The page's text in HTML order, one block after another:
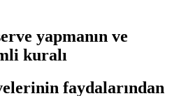
yapmanın ve
kuralı
faydalarından